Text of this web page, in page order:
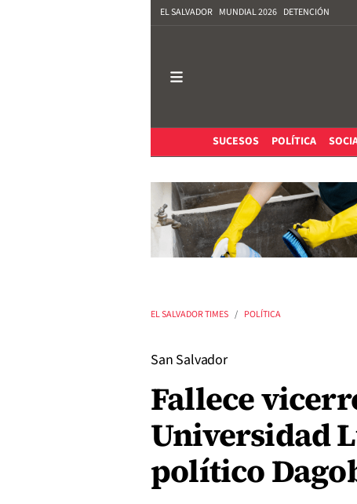
EL SALVADOR MUNDIAL 2026 DETENCIÓN
SUCESOS
POLÍTICA
EL SALVADOR TIMES POLÍTICA
San Salvador
Fallece
Universidad
político